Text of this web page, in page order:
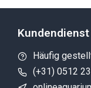
Kundendienst
Häufig
(+31) 0512